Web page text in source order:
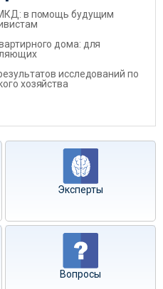
в помощь будущим
дома: для
исследований по
хозяйства
Эксперты
Вопросы